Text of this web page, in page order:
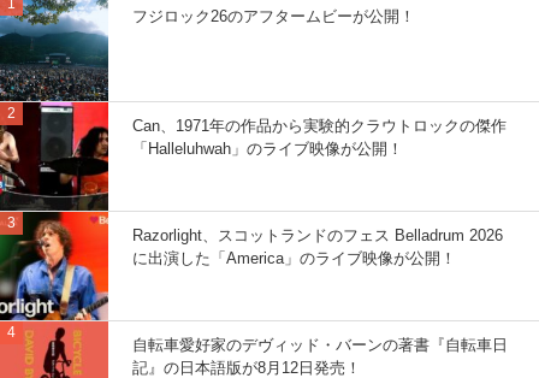
フジロック26のアフタームビーが公開！
Can、1971年の作品から実験的クラウトロックの傑作
「Halleluhwah」のライブ映像が公開！
Razorlight、スコットランドのフェス Belladrum 2026
に出演した「America」のライブ映像が公開！
自転車愛好家のデヴィッド・バーンの著書『自転車日
記』の日本語版が8月12日発売！